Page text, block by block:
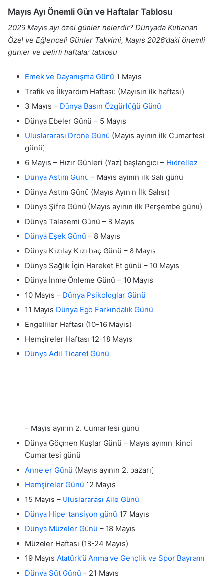
Mayıs Ayı Önemli Gün ve Haftalar Tablosu
2026 Mayıs ayı özel günler nelerdir? Dünyada Kutlanan
Özel ve Eğlenceli Günler Takvimi, Mayıs 2026’daki önemli
günler ve belirli haftalar tablosu
Emek ve Dayanışma Günü 1 Mayıs
Trafik ve İlkyardım Haftası: (Mayısın ilk haftası)
3 Mayıs – Dünya Basın Özgürlüğü Günü
Dünya Ebeler Günü – 5 Mayıs
Uluslararası Drone Günü (Mayıs ayının ilk Cumartesi
günü)
6 Mayıs – Hızır Günleri (Yaz) başlangıcı – Hıdrellez
Dünya Astım Günü – Mayıs ayının ilk Salı günü
Dünya Astım Günü (Mayıs Ayının İlk Salısı)
Dünya Şifre Günü (Mayıs ayının ilk Perşembe günü)
Dünya Talasemi Günü – 8 Mayıs
Dünya Eşek Günü – 8 Mayıs
Dünya Kızılay Kızılhaç Günü – 8 Mayıs
Dünya Sağlık İçin Hareket Et günü – 10 Mayıs
Dünya İnme Önleme Günü – 10 Mayıs
10 Mayıs – Dünya Psikologlar Günü
11 Mayıs Dünya Ego Farkındalık Günü
Engelliler Haftası (10-16 Mayıs)
Hemşireler Haftası 12-18 Mayıs
Dünya Adil Ticaret Günü
– Mayıs ayının 2. Cumartesi günü
Dünya Göçmen Kuşlar Günü – Mayıs ayının ikinci
Cumartesi günü
Anneler Günü (Mayıs ayının 2. pazarı)
Hemşireler Günü 12 Mayıs
15 Mayıs – Uluslararası Aile Günü
Dünya Hipertansiyon günü 17 Mayıs
Dünya Müzeler Günü – 18 Mayıs
Müzeler Haftası (18-24 Mayıs)
19 Mayıs Atatürk’ü Anma ve Gençlik ve Spor Bayramı
Dünya Süt Günü – 21 Mayıs